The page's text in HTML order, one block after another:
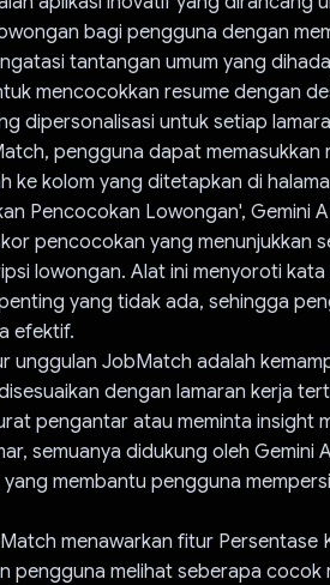
bagi pengguna dengan
tantangan umum yang
mencocokkan resume dengan
dipersonalisasi untuk setiap
pengguna dapat memasukkan
ke kolom yang ditetapkan di
Pencocokan Lowongan', Gemini
pencocokan yang menunjukkan
lowongan. Alat ini menyoroti
yang tidak ada, sehingga
efektif.
unggulan JobMatch adalah
dengan lamaran kerja
pengantar atau meminta insight
semuanya didukung oleh Gemini
membantu pengguna
menawarkan fitur Persentase
pengguna melihat seberapa